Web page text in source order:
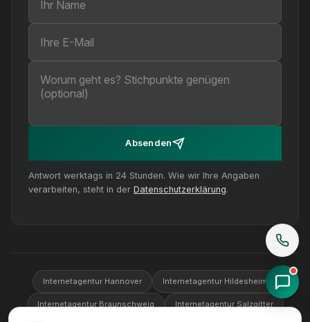
Absenden
Antwort werktags in 24 Stunden. Wie wir Ihre Angaben
verarbeiten, steht in der Datenschutzerklärung.
Internetagentur Hannover Internetagentur Hildesheim
Internetagentur Braunschweig Internetagentur Salzgitter